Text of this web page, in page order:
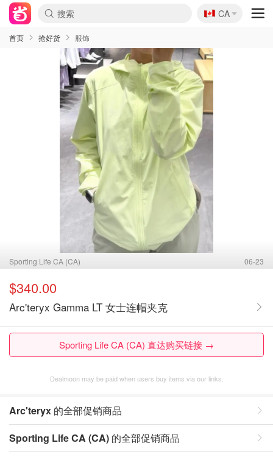
🇨🇦
CA
首页 抢好货 服饰
Sporting Life CA (CA) 06-23
$340.00
Arc'teryx Gamma LT 女士连帽夹克
Sporting Life CA (CA) 直达购买链接 →
Dealmoon may be paid when users buy items via our links.
Arc'teryx 的全部促销商品
Sporting Life CA (CA) 的全部促销商品